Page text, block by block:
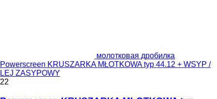
молотковая дробилка
Powerscreen KRUSZARKA MŁOTKOWA typ 44.12 + WSYP /
LEJ ZASYPOWY
22